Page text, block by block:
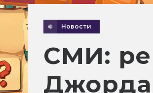
Новости
СМИ: